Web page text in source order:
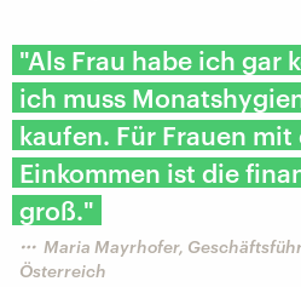
"Als Frau habe ich gar
ich muss
kaufen. Für Frauen
Einkommen ist die
groß."
Maria Mayrhofer,
Österreich